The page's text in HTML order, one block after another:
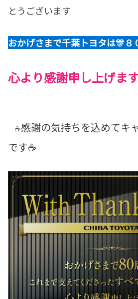
とうございます
おかげさまで千葉トヨタは🎊８
心より感謝申し上げま
☕感謝の気持ちを込めてキ
です☕